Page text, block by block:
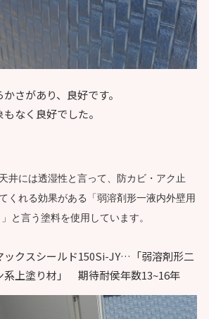
さがあり、良好です。
なく良好でした。
井には透湿性と言って、防カビ・アク止
くれる効果がある「弱溶剤形一液内外壁用
と言う塗料を使用しています。
ックスシールド150Si-JY…「弱溶剤形二
系上塗り材」 期待耐侯年数13~16年